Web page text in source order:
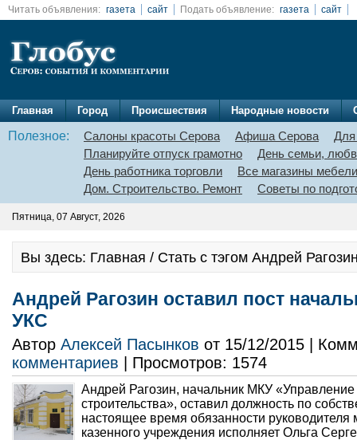
Читать объявления: газета сайт Подать объявление: газета сайт
Главная Город Происшествия Народные новости
Полезное: Салоны красоты Серова Афиша Серова
Для
Планируйте отпуск грамотно
День семьи,
День работника торговли
Все магазины мебели
Дом. Строительство. Ремонт
Советы по
Пятница, 07 Август, 2026
Вы здесь: Главная / Стать с тэгом Андрей
Андрей Рагозин оставил пост
УКС
Автор Алексей Пасынков от 15/12/2015 |
комментариев | Просмотров: 1574
Андрей Рагозин, начальник МКУ «Управление
строительства», оставил должность по
настоящее время обязанности руководителя
казенного учреждения исполняет Ольга